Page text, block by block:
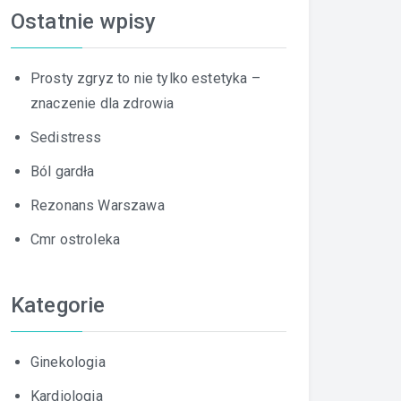
Ostatnie wpisy
Prosty zgryz to nie tylko estetyka –
znaczenie dla zdrowia
Sedistress
Ból gardła
Rezonans Warszawa
Cmr ostroleka
Kategorie
Ginekologia
Kardiologia